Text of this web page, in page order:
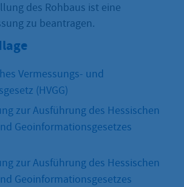
des Rohbaus ist eine
zu beantragen.
Vermessungs- und
(HVGG)
zur Ausführung des Hessischen
Geoinformationsgesetzes
zur Ausführung des Hessischen
Geoinformationsgesetzes